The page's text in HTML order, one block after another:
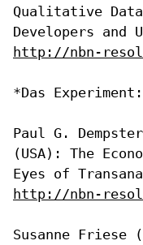
Qualitative
Developers and
http://nbn-
*Das
Paul G.
(USA): The
Eyes of Transana
http://nbn-
Susanne Friese